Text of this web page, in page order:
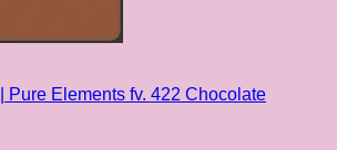
Pure Elements fv. 422 Chocolate